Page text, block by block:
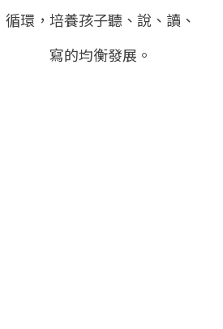
循環，培養孩子聽、說、讀、
寫的均衡發展。